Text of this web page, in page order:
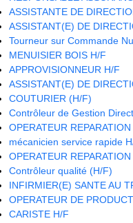
ASSISTANTE DE
ASSISTANT(E) DE
Tourneur sur Commande
MENUISIER BOIS H/F
APPROVISIONNEUR H/F
ASSISTANT(E) DE
COUTURIER (H/F)
Contrôleur de Gestion
OPERATEUR
mécanicien service rapide
OPERATEUR
Contrôleur qualité (H/F)
INFIRMIER(E) SANTE AU
OPERATEUR DE
CARISTE H/F